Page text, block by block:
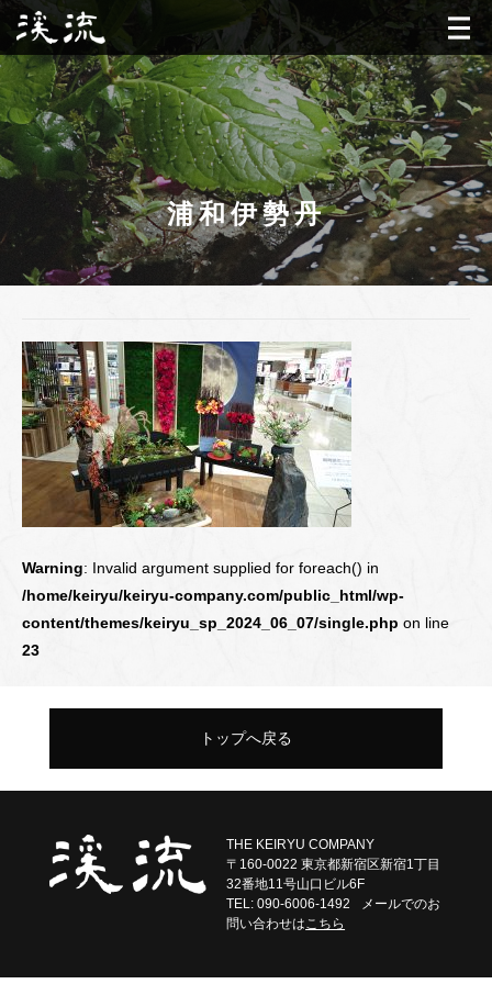
浦和伊勢丹
Warning: Invalid argument supplied for foreach() in
/home/keiryu/keiryu-company.com/public_html/wp-
content/themes/keiryu_sp_2024_06_07/single.php on line
23
トップへ戻る
THE KEIRYU COMPANY
〒160-0022 東京都新宿区新宿1丁目
32番地11号山口ビル6F
TEL: 090-6006-1492
メールでのお
問い合わせはこちら